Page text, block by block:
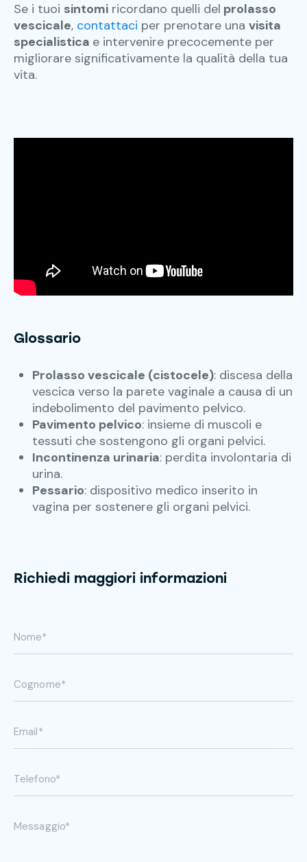
Se i tuoi sintomi ricordano quelli del prolasso
vescicale, contattaci per prenotare una visita
specialistica e intervenire precocemente per
migliorare significativamente la qualità della tua
vita.
Glossario
Prolasso vescicale (cistocele): discesa della
vescica verso la parete vaginale a causa di un
indebolimento del pavimento pelvico.
Pavimento pelvico: insieme di muscoli e
tessuti che sostengono gli organi pelvici.
Incontinenza urinaria: perdita involontaria di
urina.
Pessario: dispositivo medico inserito in
vagina per sostenere gli organi pelvici.
Richiedi maggiori informazioni